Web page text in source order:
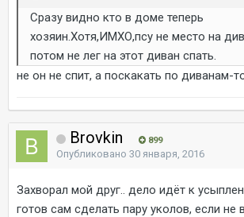
Сразу видно кто в доме теперь
хозяин.Хотя,ИМХО,псу не место на
потом не лег на этот диван спать.
не он не спит, а поскакать по диванам-
Brovkin 899
Опубликовано 30 января, 2016
Захворал мой друг.. дело идёт к
готов сам сделать пару уколов, если не